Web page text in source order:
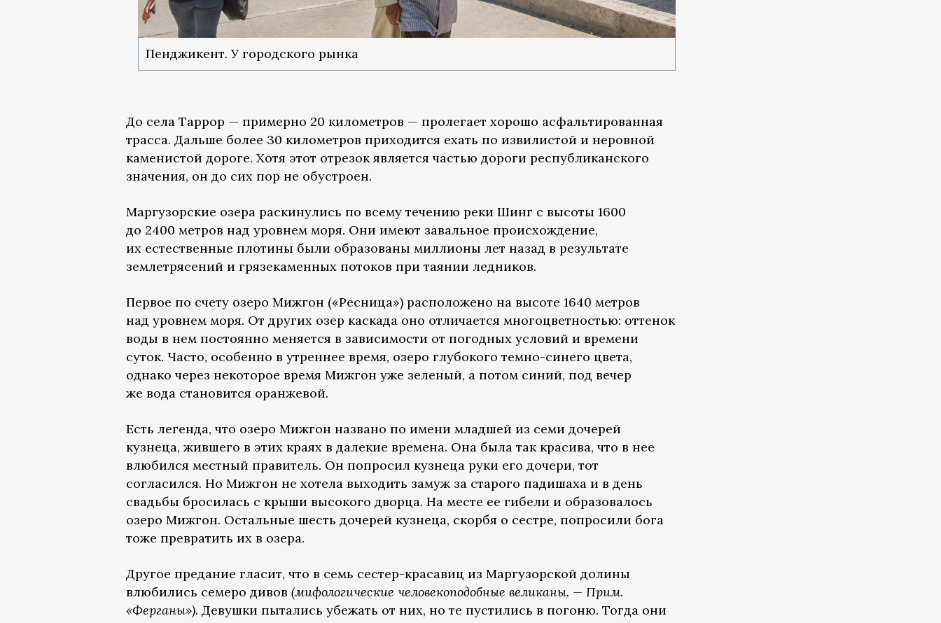
Пенджикент. У городского рынка
До села Таррор — примерно 20 километров — пролегает хорошо асфальтированная
трасса. Дальше более 30 километров приходится ехать по извилистой и неровной
каменистой дороге. Хотя этот отрезок является частью дороги республиканского
значения, он до сих пор не обустроен.
Маргузорские озера раскинулись по всему течению реки Шинг с высоты 1600
до 2400 метров над уровнем моря. Они имеют завальное происхождение,
их естественные плотины были образованы миллионы лет назад в результате
землетрясений и грязекаменных потоков при таянии ледников.
Первое по счету озеро Мижгон («Ресница») расположено на высоте 1640 метров
над уровнем моря. От других озер каскада оно отличается многоцветностью: оттенок
воды в нем постоянно меняется в зависимости от погодных условий и времени
суток. Часто, особенно в утреннее время, озеро глубокого темно-синего цвета,
однако через некоторое время Мижгон уже зеленый, а потом синий, под вечер
же вода становится оранжевой.
Есть легенда, что озеро Мижгон названо по имени младшей из семи дочерей
кузнеца, жившего в этих краях в далекие времена. Она была так красива, что в нее
влюбился местный правитель. Он попросил кузнеца руки его дочери, тот
согласился. Но Мижгон не хотела выходить замуж за старого падишаха и в день
свадьбы бросилась с крыши высокого дворца. На месте ее гибели и образовалось
озеро Мижгон. Остальные шесть дочерей кузнеца, скорбя о сестре, попросили бога
тоже превратить их в озера.
Другое предание гласит, что в семь сестер-красавиц из Маргузорской долины
влюбились семеро дивов (мифологические человекоподобные великаны. — Прим.
«Ферганы»). Девушки пытались убежать от них, но те пустились в погоню. Тогда они